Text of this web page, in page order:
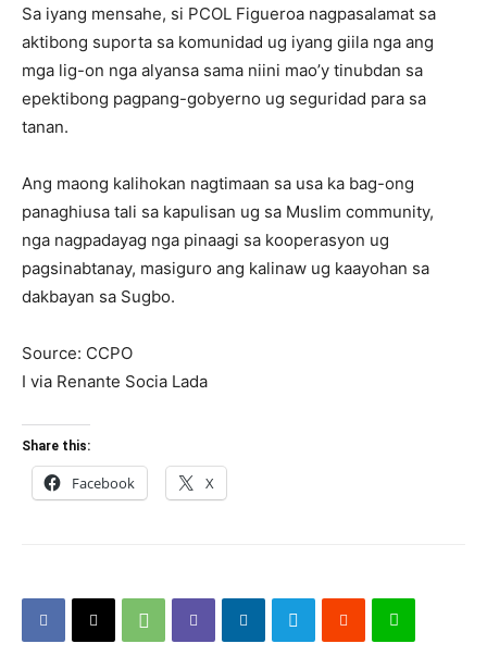
Sa iyang mensahe, si PCOL Figueroa nagpasalamat sa
aktibong suporta sa komunidad ug iyang giila nga ang
mga lig-on nga alyansa sama niini mao’y tinubdan sa
epektibong pagpang-gobyerno ug seguridad para sa
tanan.
Ang maong kalihokan nagtimaan sa usa ka bag-ong
panaghiusa tali sa kapulisan ug sa Muslim community,
nga nagpadayag nga pinaagi sa kooperasyon ug
pagsinabtanay, masiguro ang kalinaw ug kaayohan sa
dakbayan sa Sugbo.
Source: CCPO
I via Renante Socia Lada
Share this:
Facebook X